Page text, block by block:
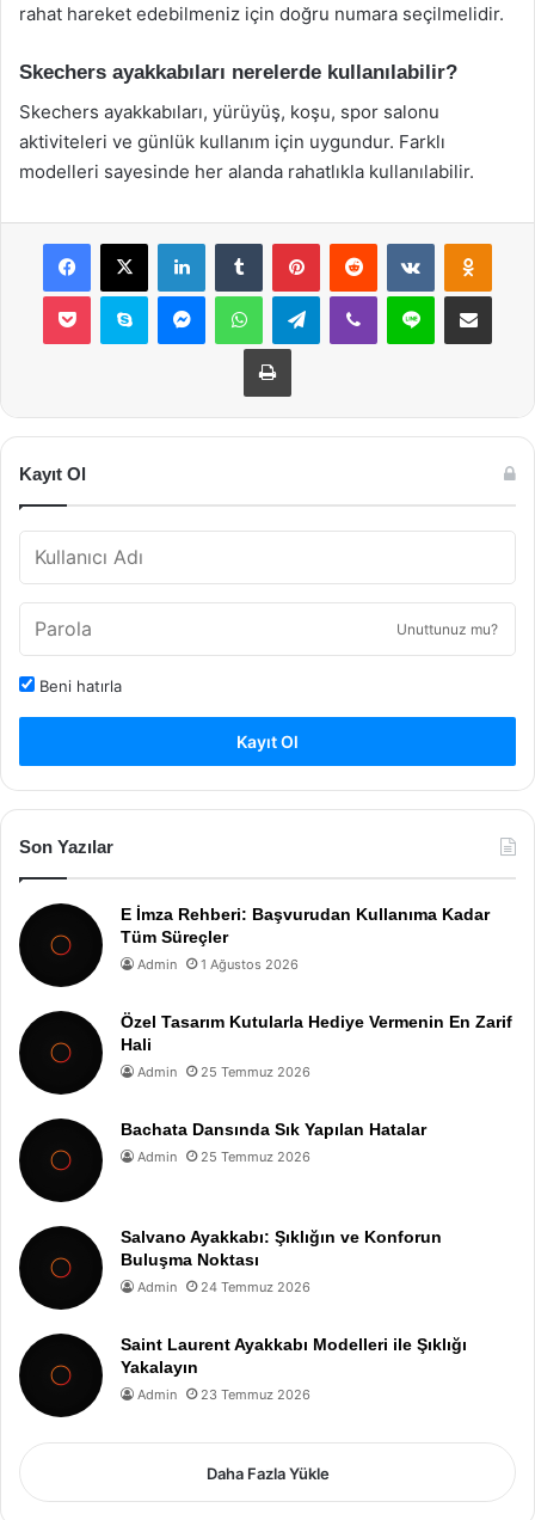
rahat hareket edebilmeniz için doğru numara seçilmelidir.
Skechers ayakkabıları nerelerde kullanılabilir?
Skechers ayakkabıları, yürüyüş, koşu, spor salonu
aktiviteleri ve günlük kullanım için uygundur. Farklı
modelleri sayesinde her alanda rahatlıkla kullanılabilir.
Facebook
X LinkedInTumblr PinterestReddit VKontakte
Pocket Skype MessengerWhatsAppTelegramViber Line E-Posta ile
Yazdır
Kayıt Ol
Unuttunuz mu?
Beni hatırla
Kayıt Ol
Son Yazılar
E İmza Rehberi: Başvurudan Kullanıma Kadar
Tüm Süreçler
Admin 1 Ağustos 2026
Özel Tasarım Kutularla Hediye Vermenin En Zarif
Hali
Admin 25 Temmuz 2026
Bachata Dansında Sık Yapılan Hatalar
Admin 25 Temmuz 2026
Salvano Ayakkabı: Şıklığın ve Konforun
Buluşma Noktası
Admin 24 Temmuz 2026
Saint Laurent Ayakkabı Modelleri ile Şıklığı
Yakalayın
Admin 23 Temmuz 2026
Daha Fazla Yükle